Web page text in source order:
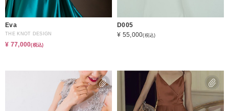
Eva
THE KNOT DESIGN
¥ 77,000(税込)
D005
¥ 55,000(税込)